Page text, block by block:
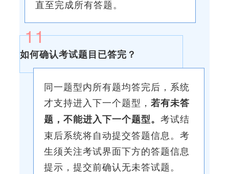
直至完成所有答题。
11
如何确认考试题目已答完？
同一题型内所有题均答完后，系统
才支持进入下一个题型，若有未答
题，不能进入下一个题型。考试结
束后系统将自动提交答题信息。考
生须关注考试界面下方的答题信息
提示，提交前确认无未答试题。